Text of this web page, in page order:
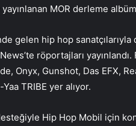
MOR derleme
gelen hip hop sanatçılarıyla
röportajları yayınlandı.
Onyx, Gunshot, Das EFX,
TRIBE yer alıyor.
Hip Hop Mobil için